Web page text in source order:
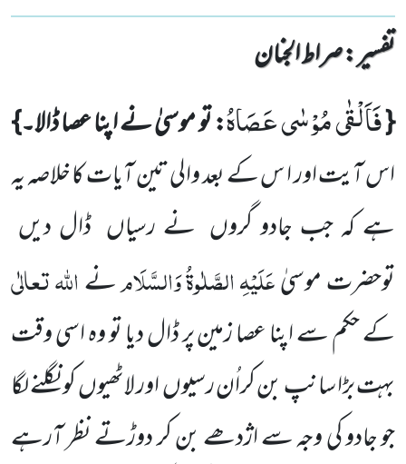
تفسیر : ‎صراط الجنان
{فَاَلْقٰى مُوْسٰى عَصَاهُ: تو موسیٰ نے اپنا عصا ڈالا۔}
اس آیت اور ا س کے بعد والی تین آیات کا خلاصہ یہ
ہے کہ جب جادو گروں نے رسیاں ڈال دیں
توحضرت موسیٰعَلَیْہِالصَّلٰوۃُوَالسَّلَامنےاللہتعالٰی
کے حکم سے اپنا عصا زمین پر ڈال دیا تو وہ اسی وقت
بہت بڑا سانپ بن کراُن رسیوں اور لاٹھیوں کو نگلنے لگا
جو جادو کی وجہ سے اژدھے بن کر دوڑتے نظر آرہے